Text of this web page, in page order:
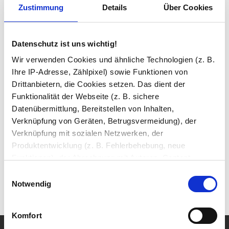
Zustimmung Details Über Cookies
Datenschutz ist uns wichtig!
Wir verwenden Cookies und ähnliche Technologien (z. B.
Ihre IP-Adresse, Zählpixel) sowie Funktionen von
Drittanbietern, die Cookies setzen. Das dient der
Funktionalität der Webseite (z. B. sichere
Datenübermittlung, Bereitstellen von Inhalten,
Verknüpfung von Geräten, Betrugsvermeidung), der
Verknüpfung mit sozialen Netzwerken, der
Produktentwicklung (z. B. Fehlerbehebung, neue
(z. B. Ladezeiten, personalisierte Inhalte,
Bereitstellung und Messen von Anzeigen, personalisierte
Anzeigen, Retargeting).
Notwendig
Komfort
Beratung und Support:
Unsere Glas-Experten beraten Sie gern kostenlos per
oder Telefon unter02 31 / 999 56 79. Wir sind Mo–Fr von
08:00–16:00 Uhr für Sie da.
Montage & Downloads